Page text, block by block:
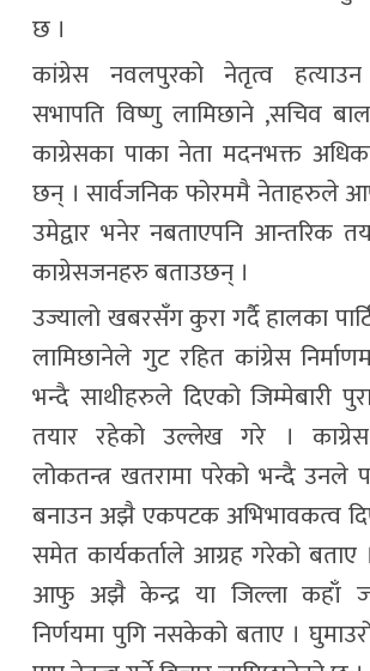
छ ।
कांग्रेस नवलपुरको नेतृत्व हत्याउन
सभापति विष्णु लामिछाने ,सचिव
काग्रेसका पाका नेता मदनभक्त
छन् । सार्वजनिक फोरममै नेताहरुले
उमेद्वार भनेर नबताएपनि आन्तरिक
काग्रेसजनहरु बताउछन् ।
उज्यालो खबरसँग कुरा गर्दै हालका
लामिछानेले गुट रहित कांग्रेस
भन्दै साथीहरुले दिएको जिम्मेबारी
तयार रहेको उल्लेख गरे ।
लोकतन्त्र खतरामा परेको भन्दै उनले
बनाउन अझै एकपटक अभिभावकत्व
समेत कार्यकर्ताले आग्रह गरेको
आफु अझै केन्द्र या जिल्ला कहाँ
निर्णयमा पुगि नसकेको बताए ।